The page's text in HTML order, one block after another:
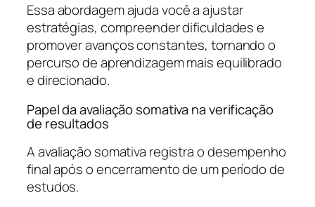
Essa abordagem ajuda você a ajustar
estratégias, compreender dificuldades e
promover avanços constantes, tornando o
percurso de aprendizagem mais equilibrado
e direcionado.
Papel da avaliação somativa na verificação
de resultados
A avaliação somativa registra o desempenho
final após o encerramento de um período de
estudos.